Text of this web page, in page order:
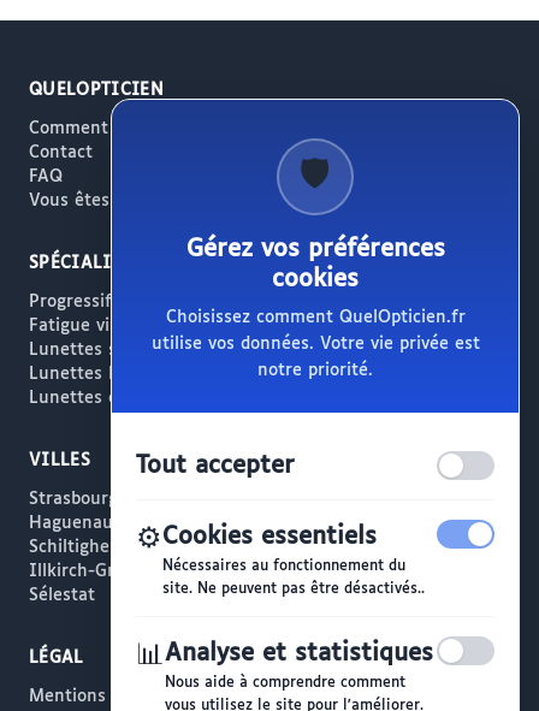
QUELOPTICIEN
Comment ça marche
Contact
FAQ
Vous êtes opticien ?
SPÉCIALITÉS
Progressifs / Presbytie
Fatigue visuelle / Écrans
Lunettes solaires
Lunettes haut de gamme
Lunettes créateur
VILLES
Strasbourg
Haguenau
Schiltigheim
Illkirch-Graffenstaden
Sélestat
LÉGAL
Mentions légales
🛡️
Gérez vos préférences
cookies
Choisissez comment QuelOpticien.fr
utilise vos données. Votre vie privée est
notre priorité.
Tout accepter
⚙️Cookies essentiels
Nécessaires au fonctionnement du
site. Ne peuvent pas être désactivés..
📊Analyse et statistiques
Nous aide à comprendre comment
vous utilisez le site pour l'améliorer.